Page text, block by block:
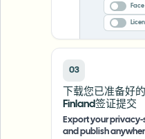
Face
03
下载您已准备好
Finland签证提交
Export your
and publish